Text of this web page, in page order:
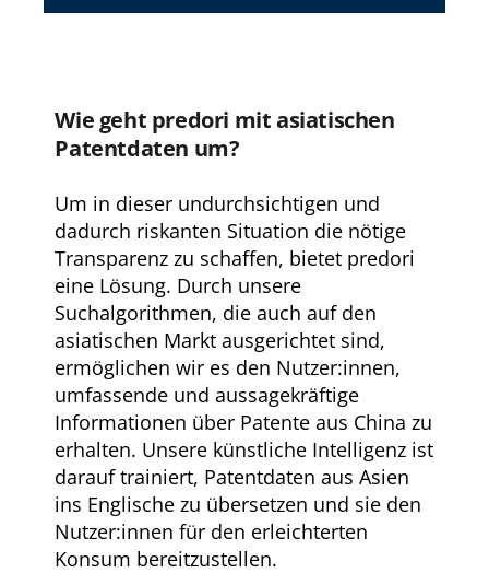
Wie geht predori mit asiatischen
Patentdaten um?
Um in dieser undurchsichtigen und
dadurch riskanten Situation die nötige
Transparenz zu schaffen, bietet predori
eine Lösung. Durch unsere
Suchalgorithmen, die auch auf den
asiatischen Markt ausgerichtet sind,
ermöglichen wir es den Nutzer:innen,
umfassende und aussagekräftige
Informationen über Patente aus China zu
erhalten. Unsere künstliche Intelligenz ist
darauf trainiert, Patentdaten aus Asien
ins Englische zu übersetzen und sie den
Nutzer:innen für den erleichterten
Konsum bereitzustellen.